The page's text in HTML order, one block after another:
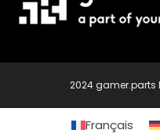
2024 gamer.parts
Français